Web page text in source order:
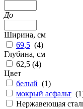
До
Ширина, см
69,5 (4)
Глубина, см
62,5 (4)
Цвет
белый (1)
мокрый асфальт (1
Нержавеющая